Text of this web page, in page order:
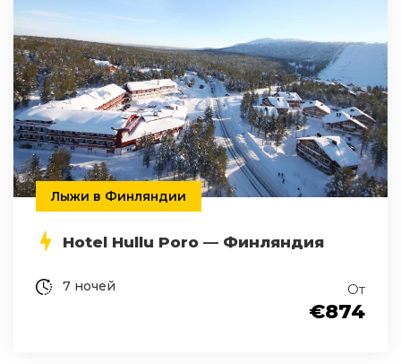
Лыжи в Финляндии
Hotel Hullu Poro — Финляндия
От
€874
7 ночей